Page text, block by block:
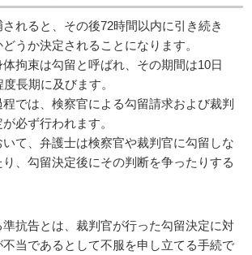
れると、その後72時間以内に引き続き
うか決定されることになります。
拘束は勾留と呼ばれ、その期間は10日
長期に及びます。
では、検察官による勾留請求および裁判
必ず行われます。
て、弁護士は検察官や裁判官に勾留しな
、勾留決定後にその判断を争ったりする
抗告とは、裁判官が行った勾留決定に対
不当であるとして不服を申し立てる手続で